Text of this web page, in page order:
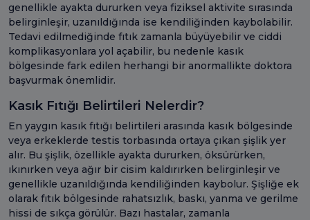
genellikle ayakta dururken veya fiziksel aktivite sırasında
belirginleşir, uzanıldığında ise kendiliğinden kaybolabilir.
Tedavi edilmediğinde fıtık zamanla büyüyebilir ve ciddi
komplikasyonlara yol açabilir, bu nedenle kasık
bölgesinde fark edilen herhangi bir anormallikte doktora
başvurmak önemlidir.
Kasık Fıtığı Belirtileri Nelerdir?
En yaygın kasık fıtığı belirtileri arasında kasık bölgesinde
veya erkeklerde testis torbasında ortaya çıkan şişlik yer
alır. Bu şişlik, özellikle ayakta dururken, öksürürken,
ıkınırken veya ağır bir cisim kaldırırken belirginleşir ve
genellikle uzanıldığında kendiliğinden kaybolur. Şişliğe ek
olarak fıtık bölgesinde rahatsızlık, baskı, yanma ve gerilme
hissi de sıkça görülür. Bazı hastalar, zamanla